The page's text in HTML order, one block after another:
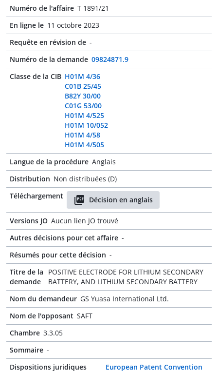
Numéro de l'affaire T 1891/21
En ligne le 11 octobre 2023
Requête en révision de -
Numéro de la demande 09824871.9
Classe de la CIB H01M 4/36
C01B 25/45
B82Y 30/00
C01G 53/00
H01M 4/525
H01M 10/052
H01M 4/58
H01M 4/505
Langue de la procédure Anglais
Distribution Non distribuées (D)
Téléchargement
Décision en anglais
Versions JO Aucun lien JO trouvé
Autres décisions pour cet affaire -
Résumés pour cette décision -
Titre de la
demande
POSITIVE ELECTRODE FOR LITHIUM SECONDARY
BATTERY, AND LITHIUM SECONDARY BATTERY
Nom du demandeur GS Yuasa International Ltd.
Nom de l'opposant SAFT
Chambre 3.3.05
Sommaire -
Dispositions juridiques
European Patent Convention